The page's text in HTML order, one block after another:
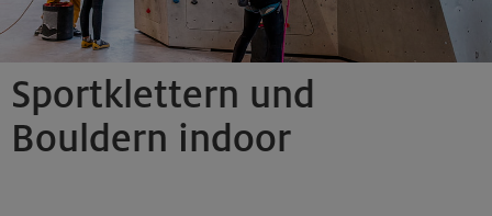
Sportklettern und
Bouldern indoor